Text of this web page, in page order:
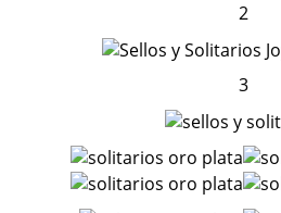
2
3